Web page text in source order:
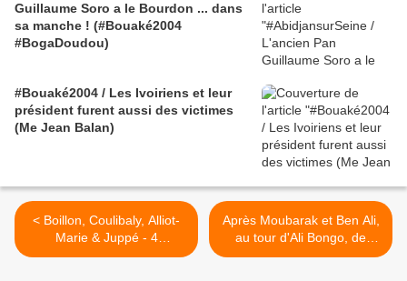
Guillaume Soro a le Bourdon ... dans
sa manche ! (#Bouaké2004
#BogaDoudou)
#Bouaké2004 / Les Ivoiriens et leur
président furent aussi des victimes
(Me Jean Balan)
< Boillon, Coulibaly, Alliot-
Marie & Juppé - 4
catastrophiques visages de
Après Moubarak et Ben Ali,
au tour d'Ali Bongo, de
Ouattara et de Compaoré :